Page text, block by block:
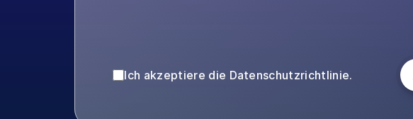
Ich akzeptiere die Datenschutzrichtlinie.